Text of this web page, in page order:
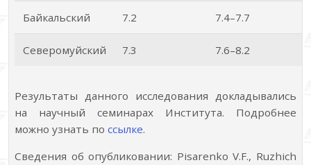
Байкальский 7.2 7.4–7.7
Северомуйский 7.3 7.6–8.2
Результаты данного исследования докладывались
на научный семинарах Института. Подробнее
можно узнать поссылке.
Сведения об опубликовании: Pisarenko V.F., Ruzhich